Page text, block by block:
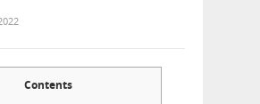
Contents